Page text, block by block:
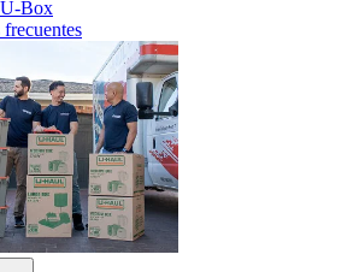
U-Box
frecuentes